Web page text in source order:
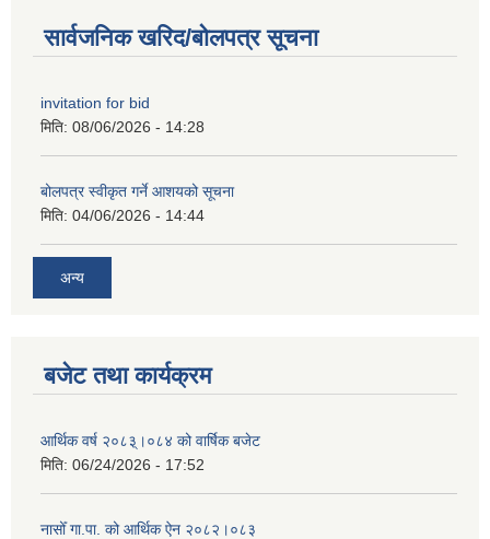
सार्वजनिक खरिद/बोलपत्र सूचना
invitation for bid
मिति: 08/06/2026 - 14:28
बोलपत्र स्वीकृत गर्ने आशयको सूचना
मिति: 04/06/2026 - 14:44
अन्य
बजेट तथा कार्यक्रम
आर्थिक वर्ष २०८३्।०८४ को वार्षिक बजेट
मिति: 06/24/2026 - 17:52
नासोँ गा.पा. को आर्थिक ऐन २०८२।०८३